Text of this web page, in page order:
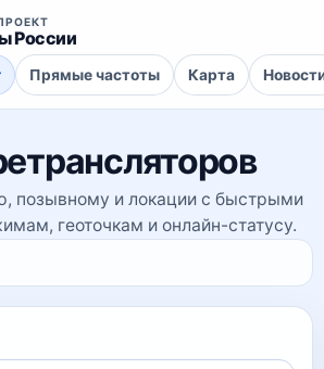
России
Прямые частоты Карта
позывному и локации с быстрыми
геоточкам и онлайн-статусу.